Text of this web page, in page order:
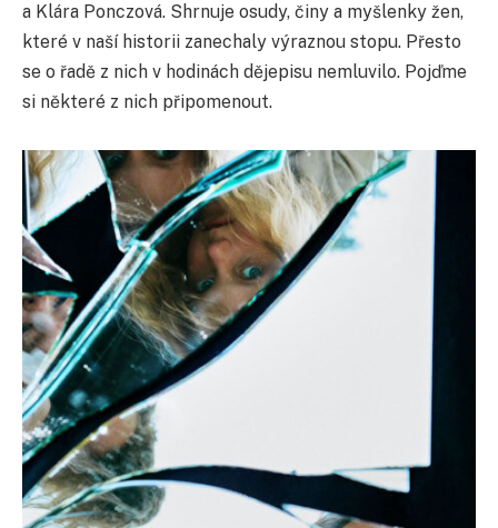
a Klára Ponczová. Shrnuje osudy, činy a myšlenky žen,
které v naší historii zanechaly výraznou stopu. Přesto
se o řadě z nich v hodinách dějepisu nemluvilo. Pojďme
si některé z nich připomenout.